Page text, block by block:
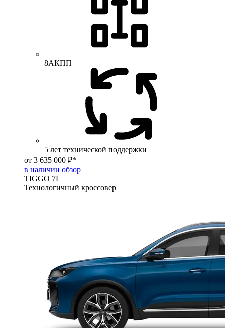
8АКПП
5 лет технической поддержки
от 3 635 000 ₽*
в наличии обзор
TIGGO 7L
Технологичный кроссовер